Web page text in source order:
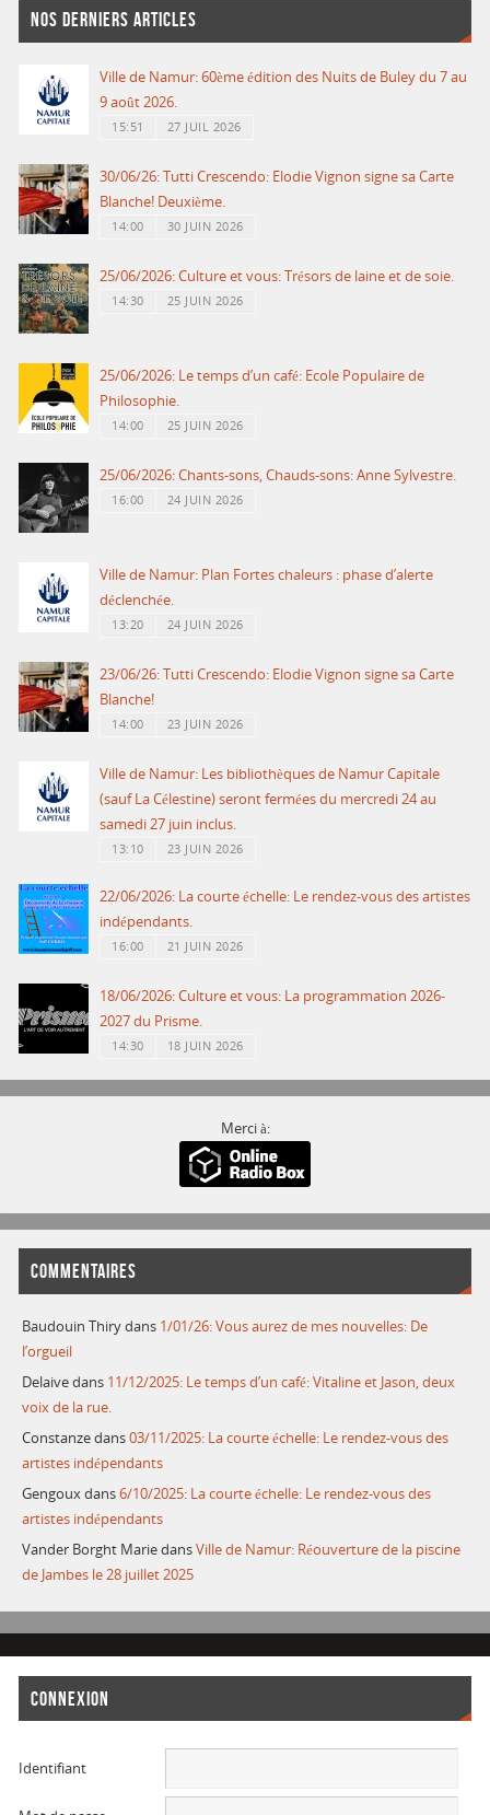
NOS DERNIERS ARTICLES
Ville de Namur: 60ème édition des Nuits de Buley du 7 au
9 août 2026.
15:51 27 JUIL 2026
30/06/26: Tutti Crescendo: Elodie Vignon signe sa Carte
Blanche! Deuxième.
14:00 30 JUIN 2026
25/06/2026: Culture et vous: Trésors de laine et de soie.
14:30 25 JUIN 2026
25/06/2026: Le temps d’un café: Ecole Populaire de
Philosophie.
14:00 25 JUIN 2026
25/06/2026: Chants-sons, Chauds-sons: Anne Sylvestre.
16:00 24 JUIN 2026
Ville de Namur: Plan Fortes chaleurs : phase d’alerte
déclenchée.
13:20 24 JUIN 2026
23/06/26: Tutti Crescendo: Elodie Vignon signe sa Carte
Blanche!
14:00 23 JUIN 2026
Ville de Namur: Les bibliothèques de Namur Capitale
(sauf La Célestine) seront fermées du mercredi 24 au
samedi 27 juin inclus.
13:10 23 JUIN 2026
22/06/2026: La courte échelle: Le rendez-vous des artistes
indépendants.
16:00 21 JUIN 2026
18/06/2026: Culture et vous: La programmation 2026-
2027 du Prisme.
14:30 18 JUIN 2026
Merci à:
COMMENTAIRES
Baudouin Thirydans 1/01/26: Vous aurez de mes nouvelles: De
l’orgueil
Delaivedans 11/12/2025: Le temps d’un café: Vitaline et Jason, deux
voix de la rue.
Constanzedans03/11/2025: La courte échelle: Le rendez-vous des
artistes indépendants
Gengouxdans6/10/2025: La courte échelle: Le rendez-vous des
artistes indépendants
Vander Borght MariedansVille de Namur: Réouverture de la piscine
de Jambes le 28 juillet 2025
CONNEXION
Identifiant